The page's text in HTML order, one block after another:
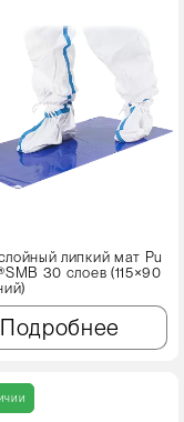
липкий мат Pu
30 слоев (115×90
Подробнее